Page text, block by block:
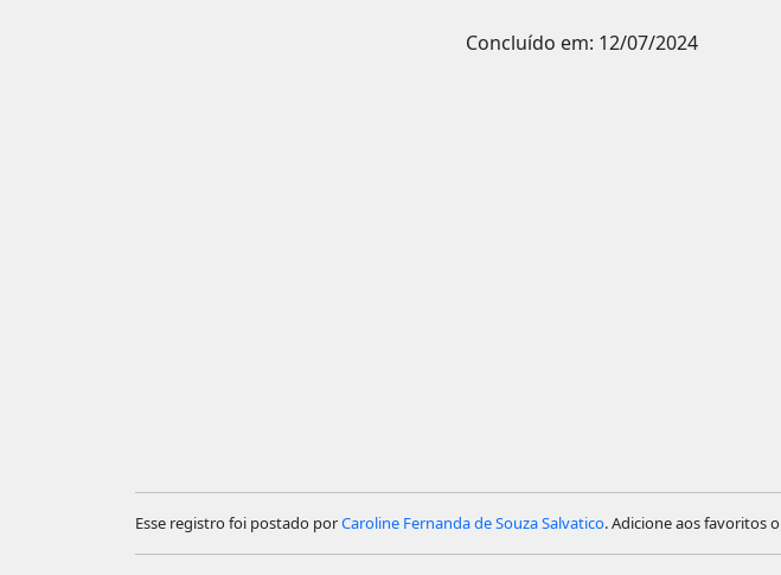
Concluído em: 12/07/2024
Esse registro foi postado porCaroline Fernanda de Souza Salvatico. Adicione aos favoritos o